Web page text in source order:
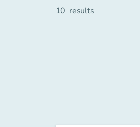
10 results